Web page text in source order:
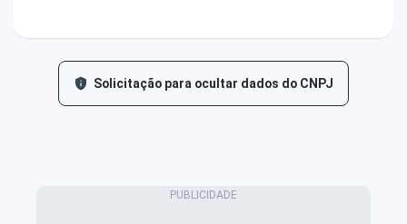
Solicitação para ocultar dados do CNPJ